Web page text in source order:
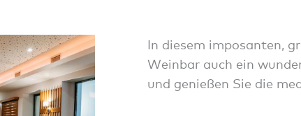
In diesem imposanten,
Weinbar auch ein
und genießen Sie die